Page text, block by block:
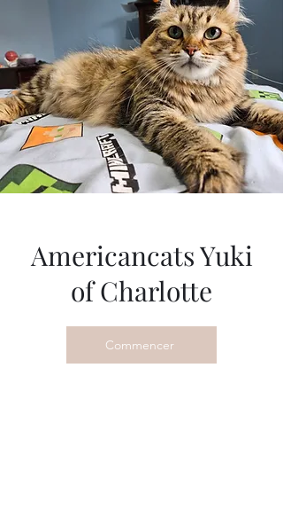
Americancats Yuki
of Charlotte
Commencer